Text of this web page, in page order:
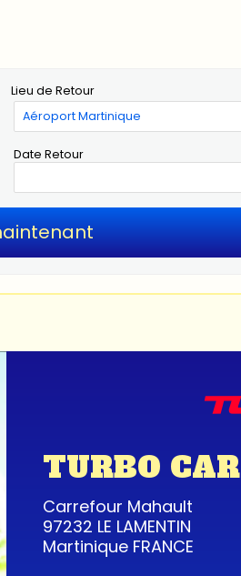
Lieu de Retour
Date Retour
TURBO CAR
Carrefour Mahault
97232 LE LAMENTIN
Martinique FRANCE